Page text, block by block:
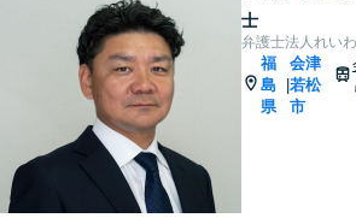
士
弁護士法人れい
福
島
県
|
会津
若松
市